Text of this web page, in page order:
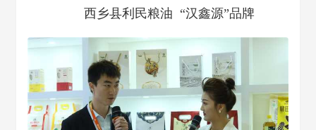
西乡县利民粮油 “汉鑫源”品牌